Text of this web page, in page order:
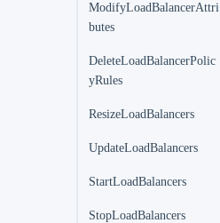
ModifyLoadBalancerAttri
butes
DeleteLoadBalancerPolic
yRules
ResizeLoadBalancers
UpdateLoadBalancers
StartLoadBalancers
StopLoadBalancers